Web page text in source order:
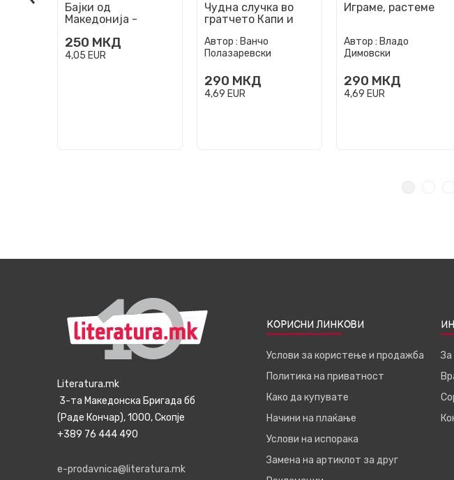
Бајки од
Македонија -
250 МКД
4,05 EUR
Чудна случка во
гратчето Капи и
Автор : Ванчо
Полазаревски
290 МКД
4,69 EUR
Играме, растеме
Автор : Владо
Димовски
290 МКД
4,69 EUR
Literatura.mk
3-та Македонска Бригада бб
(Раде Кончар), 1000, Скопје
+389 76 444 490
e-prodavnica@literatura.mk
КОРИСНИ ЛИНКОВИ
Услови за користење и продажба
Политика на приватност
Како да купувате
Начини на плаќање
Услови на испорака
Замена на артиклот за друг
За